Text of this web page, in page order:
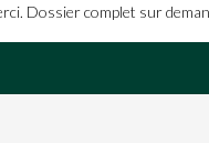
Dossier complet sur